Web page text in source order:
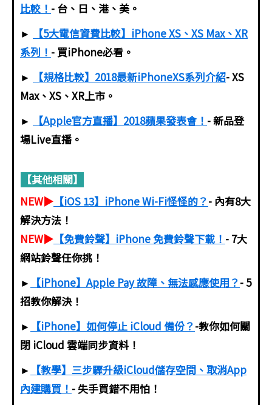
比較！ - 台、日、港、美。
►
【5大電信資費比較】iPhone XS、XS Max、XR
系列！ - 買iPhone必看。
►
【規格比較】2018最新iPhoneXS系列介紹- XS
Max、XS、XR上市。
►
【Apple官方直播】2018蘋果發表會！ - 新品登
場Live直播。
【其他相關】
NEW▶ 【iOS 13】iPhone Wi-Fi怪怪的？- 內有8大
解決方法！
NEW▶ 【免費鈴聲】iPhone 免費鈴聲下載！ - 7大
網站鈴聲任你挑！
► 【iPhone】Apple Pay 故障、無法感應使用？- 5
招教你解決！
► 【iPhone】如何停止 iCloud 備份？-教你如何關
閉 iCloud 雲端同步資料！
► 【教學】三步驟升級iCloud儲存空間、取消App
內建購買！ - 失手買錯不用怕！